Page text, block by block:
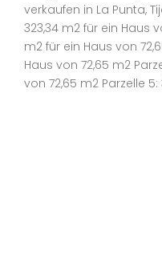
verkaufen in La Punta,
323,34 m2 für ein Haus
m2 für ein Haus von
Haus von 72,65 m2
von 72,65 m2 Parzelle 5: